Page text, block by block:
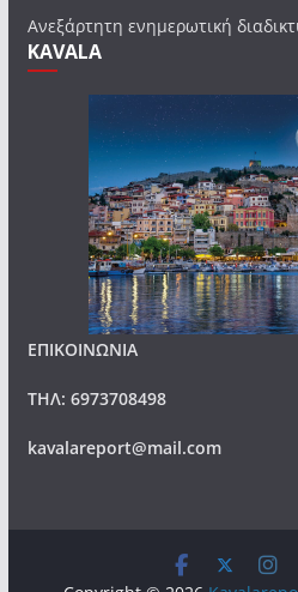
Ανεξάρτητη ενημερωτική
KAVALA
ΕΠΙΚΟΙΝΩΝΙΑ
ΤΗΛ: 6973708498
kavalareport@mail.com